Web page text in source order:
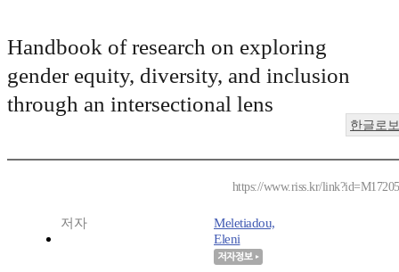
Handbook of research on exploring
gender equity, diversity, and inclusion
through an intersectional lens
한글로
https://www.riss.kr/
저자
Meletiadou,
Eleni